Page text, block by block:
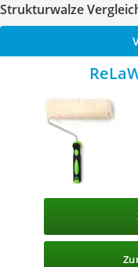
Strukturwalze